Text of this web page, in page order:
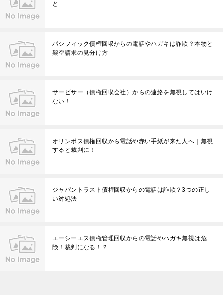
と
パシフィック債権回収からの電話やハガキは詐欺？本物と
架空請求の見分け方
サービサー（債権回収会社）からの連絡を無視してはいけ
ない！
オリンポス債権回収から電話や赤い手紙が来た人へ｜無視
すると裁判に！
ジャパントラスト債権回収からの電話は詐欺？3つの正し
い対処法
エーシーエス債権管理回収からの電話やハガキ無視は危
険！裁判になる！？